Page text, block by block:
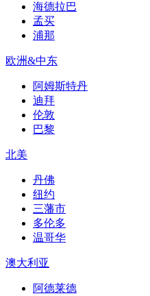
海德拉巴
孟买
浦那
欧洲&中东
阿姆斯特丹
迪拜
伦敦
巴黎
北美
丹佛
纽约
三藩市
多伦多
温哥华
澳大利亚
阿德莱德